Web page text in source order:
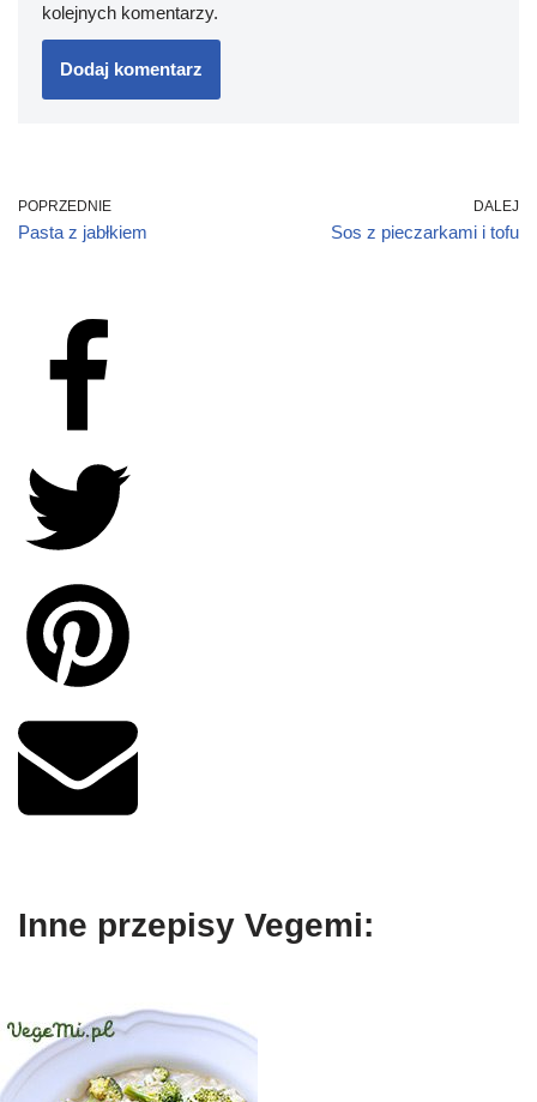
kolejnych komentarzy.
POPRZEDNIE
Pasta z jabłkiem
DALEJ
Sos z pieczarkami i tofu
Inne przepisy Vegemi: